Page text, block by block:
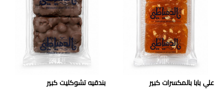
علي بابا بالمكسرات كبير بندقيه تشوكليت كبير